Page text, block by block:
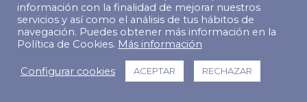
información con la finalidad de mejorar nuestros
servicios y así como el análisis de tus hábitos de
navegación. Puedes obtener más información en la
Política de Cookies. Más información
Configurar cookies ACEPTAR RECHAZAR